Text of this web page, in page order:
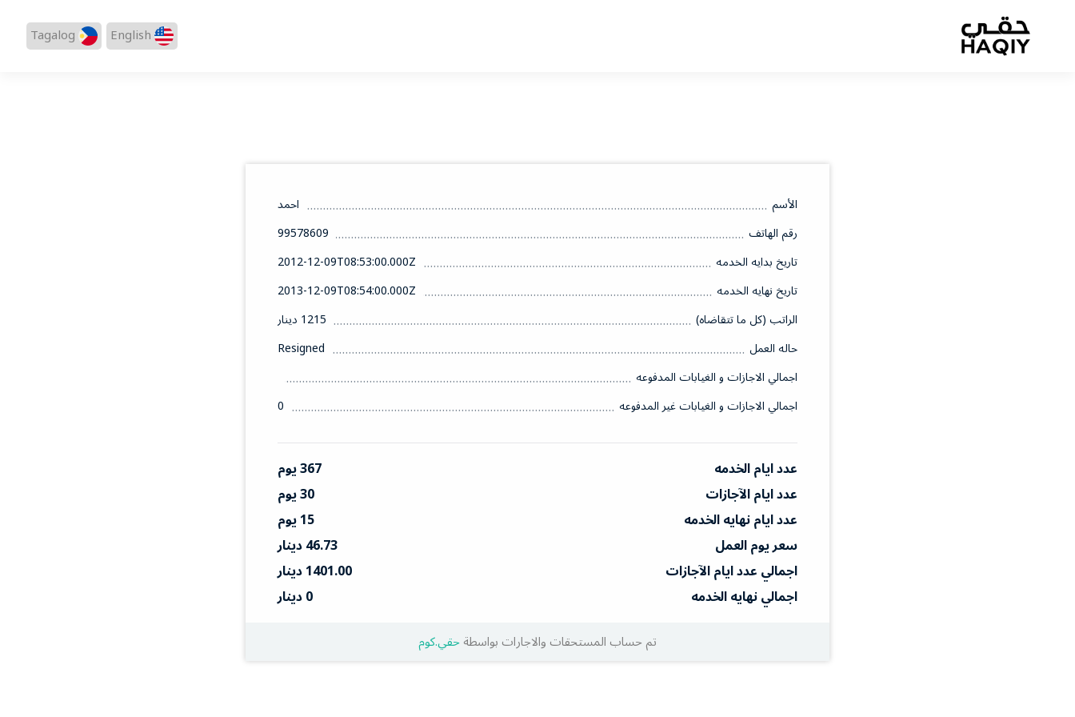
English
Tagalog
الأسم
احمد
رقم الهاتف
99578609
تاريخ بدايه الخدمه
2012-12-09T08:53:00.000Z
تاريخ نهايه الخدمه
2013-12-09T08:54:00.000Z
الراتب (كل ما تتقاضاه)
1215 دينار
حاله العمل
Resigned
اجمالي الاجازات و الغيابات المدفوعه
اجمالي الاجازات و الغيابات غير المدفوعه
0
عدد ايام الخدمه
367 يوم
عدد ايام الآجازات
30 يوم
عدد ايام نهايه الخدمه
15 يوم
سعر يوم العمل
46.73 دينار
اجمالي عدد ايام الآجازات
1401.00 دينار
اجمالي نهايه الخدمه
0 دينار
تم حساب المستحقات والاجارات بواسطةحقي.كوم